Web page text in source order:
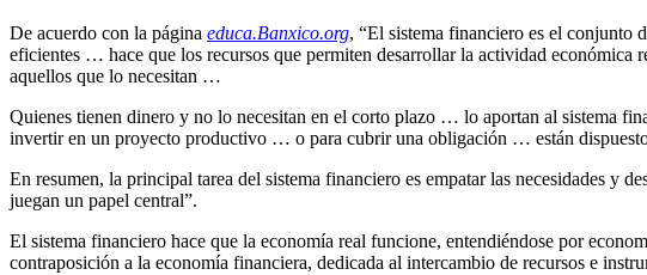
De acuerdo con la página educa.Banxico.org, “El sistema financiero es el conjunto
eficientes … hace que los recursos que permiten desarrollar la actividad
aquellos que lo necesitan …
Quienes tienen dinero y no lo necesitan en el corto plazo … lo aportan al sistema
invertir en un proyecto productivo … o para cubrir una obligación … están
En resumen, la principal tarea del sistema financiero es empatar las necesidades y
juegan un papel central”.
El sistema financiero hace que la economía real funcione, entendiéndose por
contraposición a la economía financiera, dedicada al intercambio de recursos e